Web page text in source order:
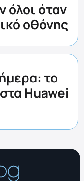
όλοι όταν
οθόνης
το
Huawei